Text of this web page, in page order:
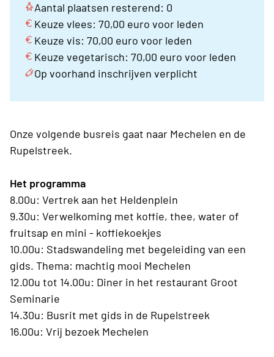
Aantal plaatsen resterend: 0
Keuze vlees: 70,00 euro voor leden
Keuze vis: 70,00 euro voor leden
Keuze vegetarisch: 70,00 euro voor leden
Op voorhand inschrijven verplicht
Onze volgende busreis gaat naar Mechelen en de
Rupelstreek.
Het programma
8.00u: Vertrek aan het Heldenplein
9.30u: Verwelkoming met koffie, thee, water of
fruitsap en mini - koffiekoekjes
10.00u: Stadswandeling met begeleiding van een
gids. Thema: machtig mooi Mechelen
12.00u tot 14.00u: Diner in het restaurant Groot
Seminarie
14.30u: Busrit met gids in de Rupelstreek
16.00u: Vrij bezoek Mechelen